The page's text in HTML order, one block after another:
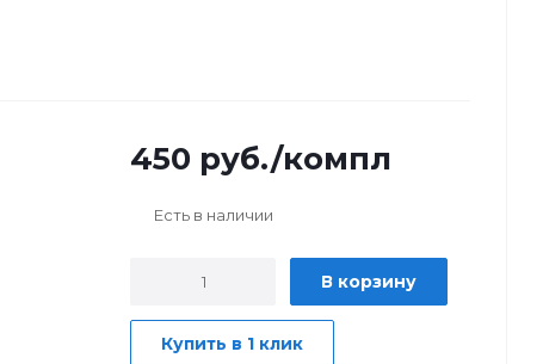
450 руб./компл
Есть в наличии
В корзину
Купить в 1 клик